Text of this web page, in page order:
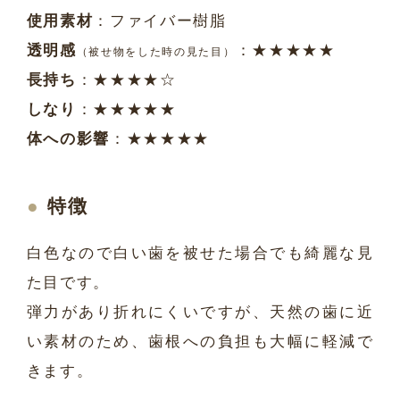
使用素材 ：ファイバー樹脂
透明感 （被せ物をした時の見た目）
：★★★★★
長持ち ：★★★★☆
しなり
：★★★★★
体への影響 ：★★★★★
特徴
白色なので白い歯を被せた場合でも綺麗な見
た目です。
弾力があり折れにくいですが、天然の歯に近
い素材のため、歯根への負担も大幅に軽減で
きます。